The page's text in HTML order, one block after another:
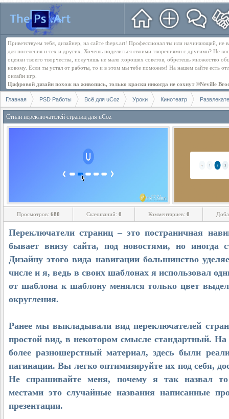
Приветствуем тебя, дизайнер, на сайте theps.art! Профессионал ты или начинающий,
для поселения и тех и других. Хочешь поделиться своими творениями с другими? Не
оценки твоего творчества, получишь не мало хороших советов, обретешь множество
новому. Если ты устал от работы, то и в этом мы тебе поможем! На нашем сайте есть
онлайн игр.
Цифровой дизайн похож на живопись, только краски никогда не сохнут ©Neville
Главная PSD Работы Всё для uCoz Уроки Кинотеатр
Стили переключателей страниц для uCoz
Просмотров: 680 Скачиваний: 0 Комментариев: 0
Переключатели страниц – это постраничная
бывает внизу сайта, под новостями, но иногда
Дизайну этого вида навигации большинство
числе и я, ведь в своих шаблонах я использовал
от шаблона к шаблону менялся только цвет
округления.
Ранее мы выкладывали вид переключателей
простой вид, в некотором смысле стандартный.
более разношерстный материал, здесь были
пагинации. Вы легко оптимизируйте их под себя,
Не спрашивайте меня, почему я так назвал
местами это случайные названия написанные
презентации.